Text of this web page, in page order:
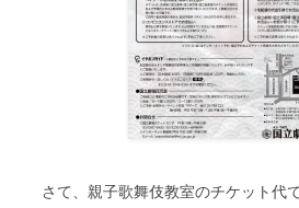
さて、親子歌舞伎教室のチケット代で